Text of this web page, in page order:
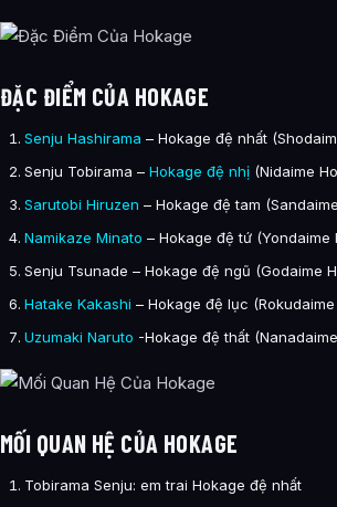
Bài Viết Liên Quan
Câu Hỏi Thường Gặp
Tiểu Sử Về Hokage Những Ninja Mạnh
Tính cách của Tiểu Sử Về Hokage
Sức mạnh và khả năng của Tiểu Sử Về
Bài viết liên quan
ĐẶC ĐIỂM CỦA HOKAGE
Senju Hashirama – Hokage đệ nhất
Senju Tobirama – Hokage đệ nhị (Nidaime
Sarutobi Hiruzen – Hokage đệ tam
Namikaze Minato – Hokage đệ tứ (Yondaime
Senju Tsunade – Hokage đệ ngũ (Godaime
Hatake Kakashi – Hokage đệ lục
Uzumaki Naruto -Hokage đệ thất
MỐI QUAN HỆ CỦA HOKAGE
Tobirama Senju: em trai Hokage đệ nhất